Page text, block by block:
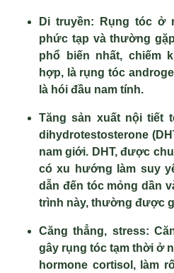
Di truyền:
Rụng tóc ở
phức tạp và thường
phổ biến nhất, chiếm
hợp, là rụng tóc
là hói đầu nam tính.
Tăng sản xuất nội tiết
dihydrotestosterone
nam giới. DHT, được
có xu hướng làm suy
dẫn đến tóc mỏng dần
trình này, thường được
Căng thẳng, stress:
gây rụng tóc tạm thời ở
hormone cortisol, làm